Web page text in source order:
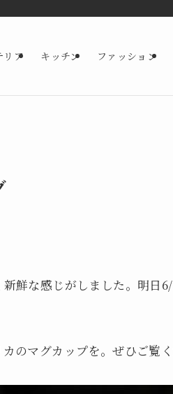
リア キッチン ファッション
鮮な感じがしました。明日
のマグカップを。ぜひご覧く